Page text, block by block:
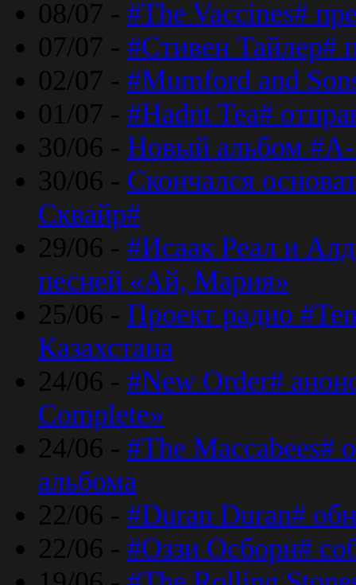
08/07 - #The Vaccines#
07/07 - #Стивен Тайлер#
02/07 - #Mumford and
01/07 - #Hadnt Tea#
30/06 - Новый альбом #A-
30/06 - Скончался
Сквайр#
29/06 - #Исаак Реал и
песней «Ай, Мария»
25/06 - Проект радио
Казахстана
24/06 - #New Order#
Complete»
24/06 - #The Maccabees#
альбома
22/06 - #Duran Duran#
22/06 - #Оззи Осборн#